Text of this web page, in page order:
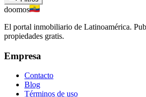
doomos
El portal inmobiliario de Latinoamérica.
propiedades gratis.
Empresa
Contacto
Blog
Términos de uso